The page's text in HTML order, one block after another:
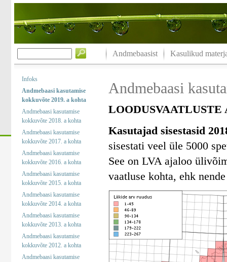
Andmebaasist Kasulikud
Infoks
Andmebaasi kasutamise
kokkuvõte 2019. a kohta
Andmebaasi kasutamise
kokkuvõte 2018. a kohta
Andmebaasi kasutamise
kokkuvõte 2017. a kohta
Andmebaasi kasutamise
kokkuvõte 2016. a kohta
Andmebaasi kasutamise
kokkuvõte 2015. a kohta
Andmebaasi kasutamise
kokkuvõte 2014. a kohta
Andmebaasi kasutamise
kokkuvõte 2013. a kohta
Andmebaasi kasutamise
kokkuvõte 2012. a kohta
Andmebaasi kasutamise
Andmebaasi
Kasutajad sisestasid
sisestati veel üle 5000
See on LVA ajaloo
vaatluse kohta, ehk